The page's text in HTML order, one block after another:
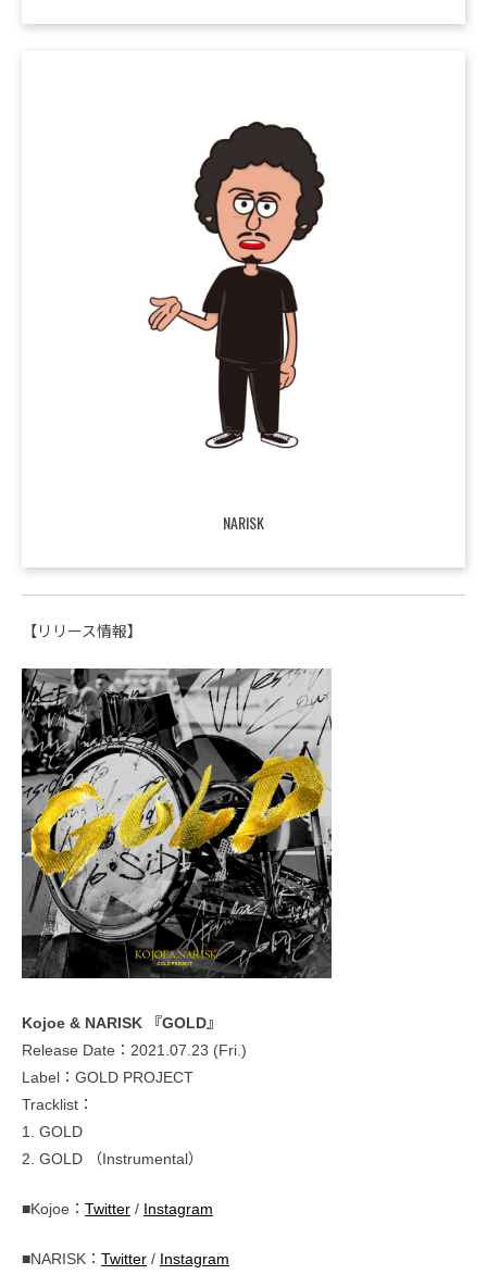
NARISK
【リリース情報】
Kojoe & NARISK 『GOLD』
Release Date：2021.07.23 (Fri.)
Label：GOLD PROJECT
Tracklist：
1. GOLD
2. GOLD （Instrumental）
■Kojoe： Twitter / Instagram
■NARISK： Twitter / Instagram